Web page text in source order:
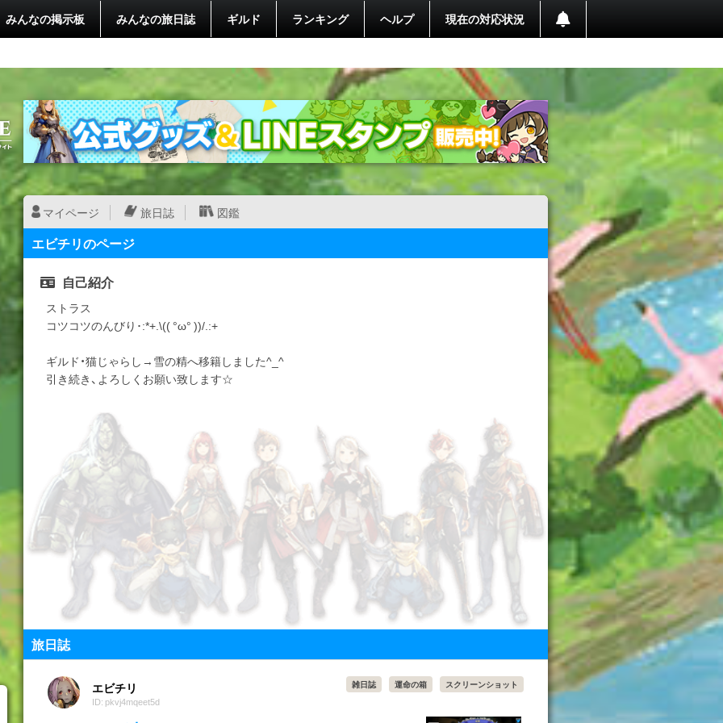
みんなの掲示板 みんなの旅日誌 ギルド ランキング ヘルプ 現在の対応状況
マイページ 旅日誌 図鑑
エビチリのページ
自己紹介
ストラス
コツコツのんびり･:*+.\(( °ω° ))/.:+
ギルド・猫じゃらし→雪の精へ移籍しました^_^
引き続き、よろしくお願い致します☆
旅日誌
エビチリ
ID: pkvj4mqeet5d
雑日誌 運命の箱 スクリーンショット